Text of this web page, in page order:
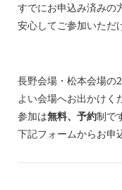
すでにお申込み済みの
安心してご参加いただ
長野会場・松本会場の
よい会場へお出かけく
参加は無料、予約制で
下記フォームからお申